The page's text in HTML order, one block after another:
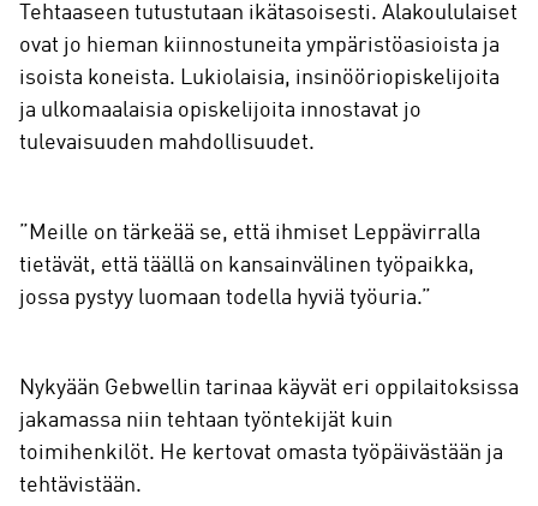
Tehtaaseen tutustutaan ikätasoisesti. Alakoululaiset
ovat jo hieman kiinnostuneita ympäristöasioista ja
isoista koneista. Lukiolaisia, insinööriopiskelijoita
ja ulkomaalaisia opiskelijoita innostavat jo
tulevaisuuden mahdollisuudet.
”Meille on tärkeää se, että ihmiset Leppävirralla
tietävät, että täällä on kansainvälinen työpaikka,
jossa pystyy luomaan todella hyviä työuria.”
Nykyään Gebwellin tarinaa käyvät eri oppilaitoksissa
jakamassa niin tehtaan työntekijät kuin
toimihenkilöt. He kertovat omasta työpäivästään ja
tehtävistään.